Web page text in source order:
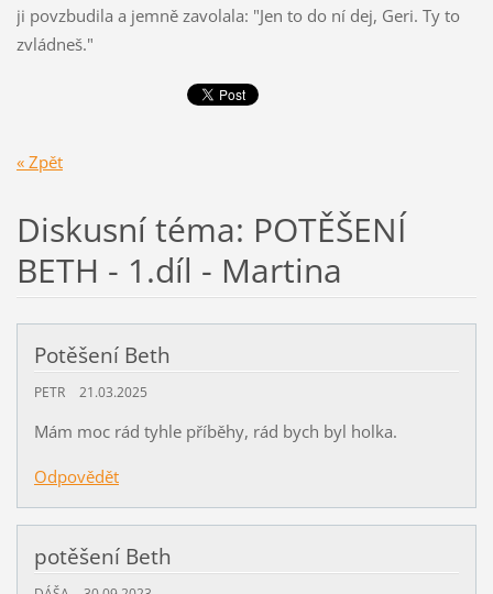
ji povzbudila a jemně zavolala: "Jen to do ní dej, Geri. Ty to
zvládneš."
« Zpět
Diskusní téma: POTĚŠENÍ
BETH - 1.díl - Martina
Potěšení Beth
PETR 21.03.2025
Mám moc rád tyhle příběhy, rád bych byl holka.
Odpovědět
potěšení Beth